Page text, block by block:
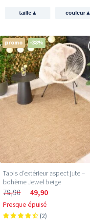
taille▴ couleur▴
promo -38%
Tapis d’extérieur aspect jute –
bohème Jewel beige
79,90 49,90
Presque épuisé
(2)